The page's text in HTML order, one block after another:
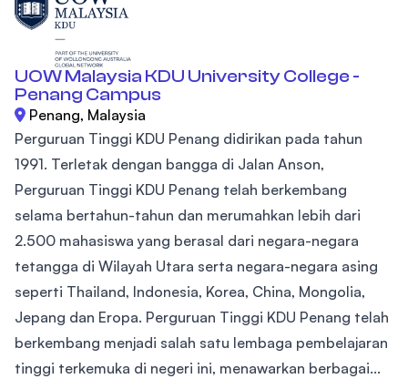
UOW Malaysia KDU University College -
Penang Campus
Penang, Malaysia
Perguruan Tinggi KDU Penang didirikan pada tahun
1991. Terletak dengan bangga di Jalan Anson,
Perguruan Tinggi KDU Penang telah berkembang
selama bertahun-tahun dan merumahkan lebih dari
2.500 mahasiswa yang berasal dari negara-negara
tetangga di Wilayah Utara serta negara-negara asing
seperti Thailand, Indonesia, Korea, China, Mongolia,
Jepang dan Eropa. Perguruan Tinggi KDU Penang telah
berkembang menjadi salah satu lembaga pembelajaran
tinggi terkemuka di negeri ini, menawarkan berbagai...